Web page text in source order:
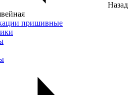
Назад
пришивные